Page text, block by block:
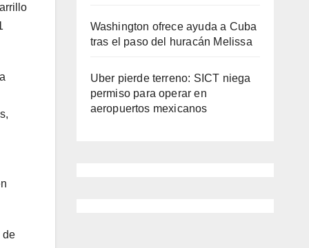
de
Washington ofrece ayuda a Cuba
tras el paso del huracán Melissa
Uber pierde terreno: SICT niega
permiso para operar en
aeropuertos mexicanos